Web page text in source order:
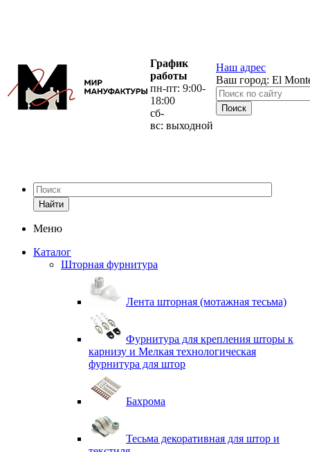
График
работы
пн-пт: 9:00-
18:00
сб-
вс: выходной
Наш адрес
Ваш город: El
Найти
Меню
Каталог
Шторная фурнитура
Лента шторная (мотажная тесьма)
Фурнитура для крепления шторы к
карнизу и Мелкая технологическая
фурнитура для штор
Бахрома
Тесьма декоративная для штор и